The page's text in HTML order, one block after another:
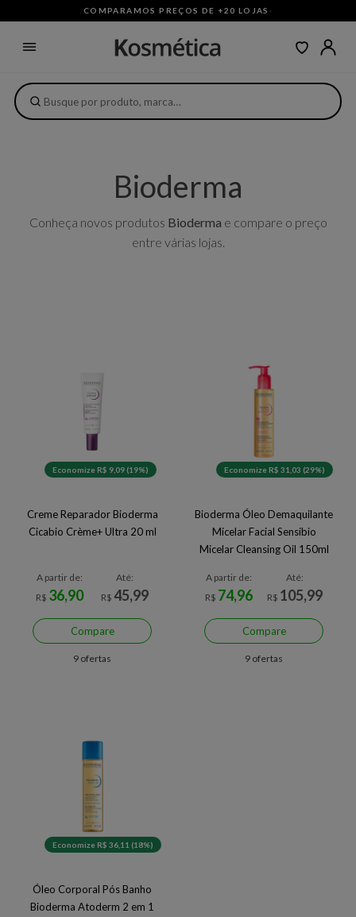
COMPARAMOS PREÇOS DE +20 LOJAS ·
Bioderma
Conheça novos produtos Bioderma e compare o preço
entre várias lojas.
Economize R$ 9,09 (19%)
Creme Reparador Bioderma
Cicabio Crème+ Ultra 20 ml
A partir de:
R$ 36,90
Até:
R$ 45,99
Compare
9 ofertas
Economize R$ 31,03 (29%)
Bioderma Óleo Demaquilante
Micelar Facial Sensibio
Micelar Cleansing Oil 150ml
A partir de:
R$ 74,96
Até:
R$ 105,99
Compare
9 ofertas
Economize R$ 36,11 (18%)
Óleo Corporal Pós Banho
Bioderma Atoderm 2 em 1